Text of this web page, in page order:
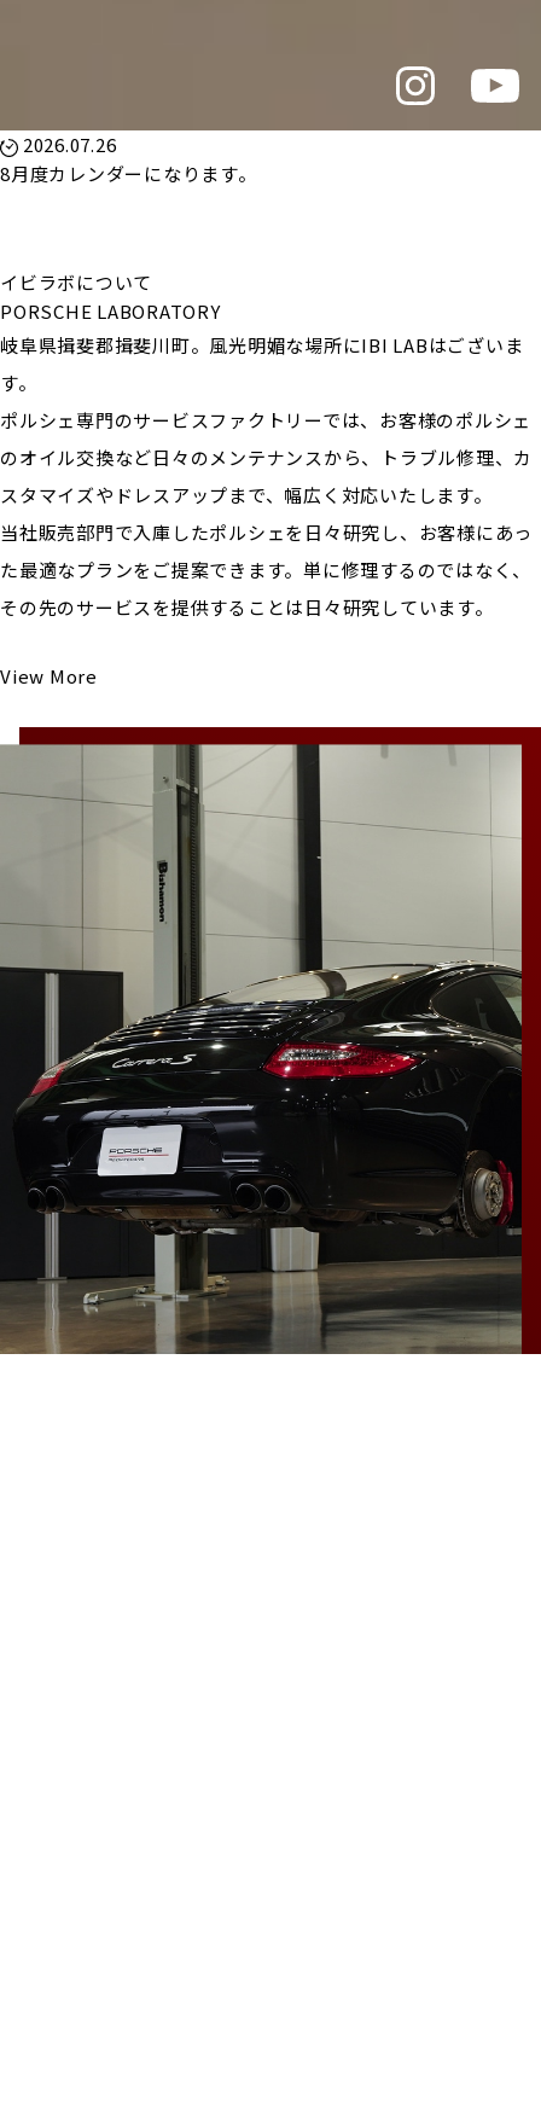
2026.07.26
8月度カレンダーになります。
イビラボについて
PORSCHE LABORATORY
岐阜県揖斐郡揖斐川町。風光明媚な場所にIBI LABはございま
す。
ポルシェ専門のサービスファクトリーでは、お客様のポルシェ
のオイル交換など日々のメンテナンスから、トラブル修理、カ
スタマイズやドレスアップまで、幅広く対応いたします。
当社販売部門で入庫したポルシェを日々研究し、お客様にあっ
た最適なプランをご提案できます。単に修理するのではなく、
その先のサービスを提供することは日々研究しています。
View More